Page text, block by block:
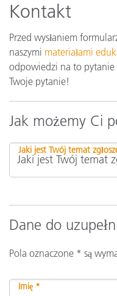
Kontakt
Przed wysłaniem
naszymi materiałami
odpowiedzi na to
Twoje pytanie!
Jak możemy Ci
Jaki jest Twój temat
Dane do
Pola oznaczone * są
Imię *